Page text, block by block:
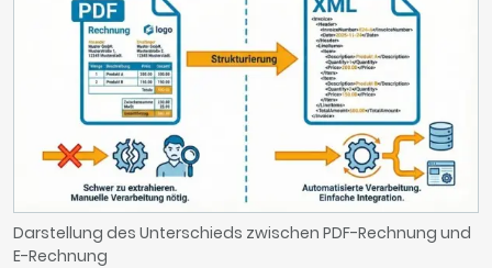
Darstellung des Unterschieds zwischen PDF-Rechnung und
E-Rechnung